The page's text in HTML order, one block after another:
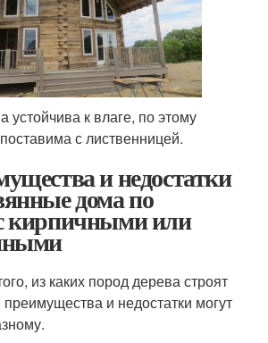
устойчива к влаге, по этому
с лиственницей.
и недостатки
дома по
кирпичными или
из каких пород дерева строят
и недостатки могут